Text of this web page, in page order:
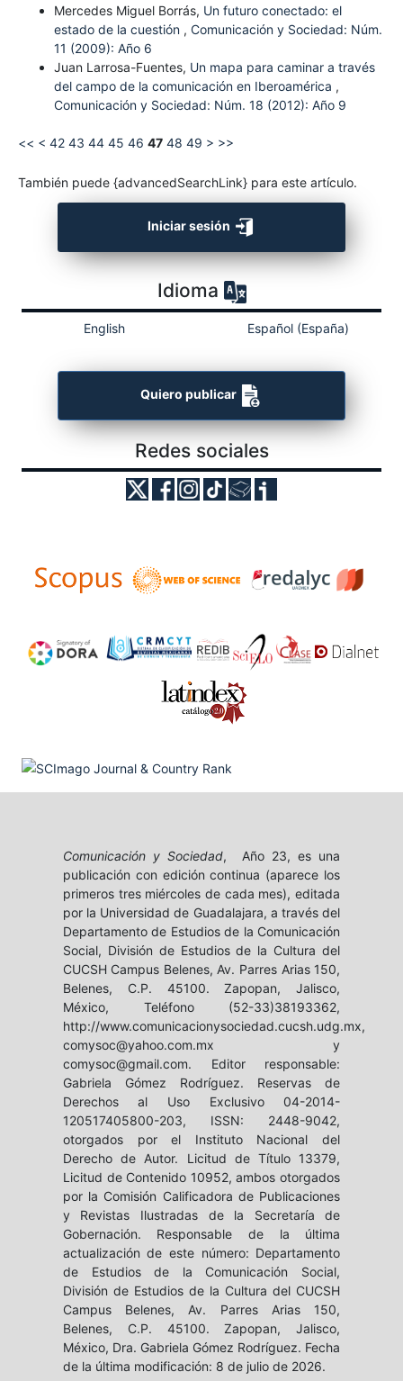
Mercedes Miguel Borrás, Un futuro conectado: el
estado de la cuestión , Comunicación y Sociedad: Núm.
11 (2009): Año 6
Juan Larrosa-Fuentes, Un mapa para caminar a través
del campo de la comunicación en Iberoamérica ,
Comunicación y Sociedad: Núm. 18 (2012): Año 9
<< < 42 43 44 45 46 47 48 49 > >>
También puede {advancedSearchLink} para este artículo.
Iniciar sesión
Idioma
English Español (España)
Quiero publicar
Redes sociales
Comunicación y Sociedad, Año 23, es una
publicación con edición continua (aparece los
primeros tres miércoles de cada mes), editada
por la Universidad de Guadalajara, a través del
Departamento de Estudios de la Comunicación
Social, División de Estudios de la Cultura del
CUCSH Campus Belenes, Av. Parres Arias 150,
Belenes, C.P. 45100. Zapopan, Jalisco,
México, Teléfono (52-33)38193362,
http://www.comunicacionysociedad.cucsh.udg.mx,
comysoc@yahoo.com.mx y
comysoc@gmail.com. Editor responsable:
Gabriela Gómez Rodríguez. Reservas de
Derechos al Uso Exclusivo 04-2014-
120517405800-203, ISSN: 2448-9042,
otorgados por el Instituto Nacional del
Derecho de Autor. Licitud de Título 13379,
Licitud de Contenido 10952, ambos otorgados
por la Comisión Calificadora de Publicaciones
y Revistas Ilustradas de la Secretaría de
Gobernación. Responsable de la última
actualización de este número: Departamento
de Estudios de la Comunicación Social,
División de Estudios de la Cultura del CUCSH
Campus Belenes, Av. Parres Arias 150,
Belenes, C.P. 45100. Zapopan, Jalisco,
México, Dra. Gabriela Gómez Rodríguez. Fecha
de la última modificación: 8 de julio de 2026.